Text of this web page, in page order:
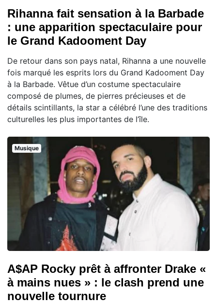
Rihanna fait sensation à la Barbade
: une apparition spectaculaire pour
le Grand Kadooment Day
De retour dans son pays natal, Rihanna a une nouvelle
fois marqué les esprits lors du Grand Kadooment Day
à la Barbade. Vêtue d’un costume spectaculaire
composé de plumes, de pierres précieuses et de
détails scintillants, la star a célébré l’une des traditions
culturelles les plus importantes de l’île.
Musique
A$AP Rocky prêt à affronter Drake «
à mains nues » : le clash prend une
nouvelle tournure